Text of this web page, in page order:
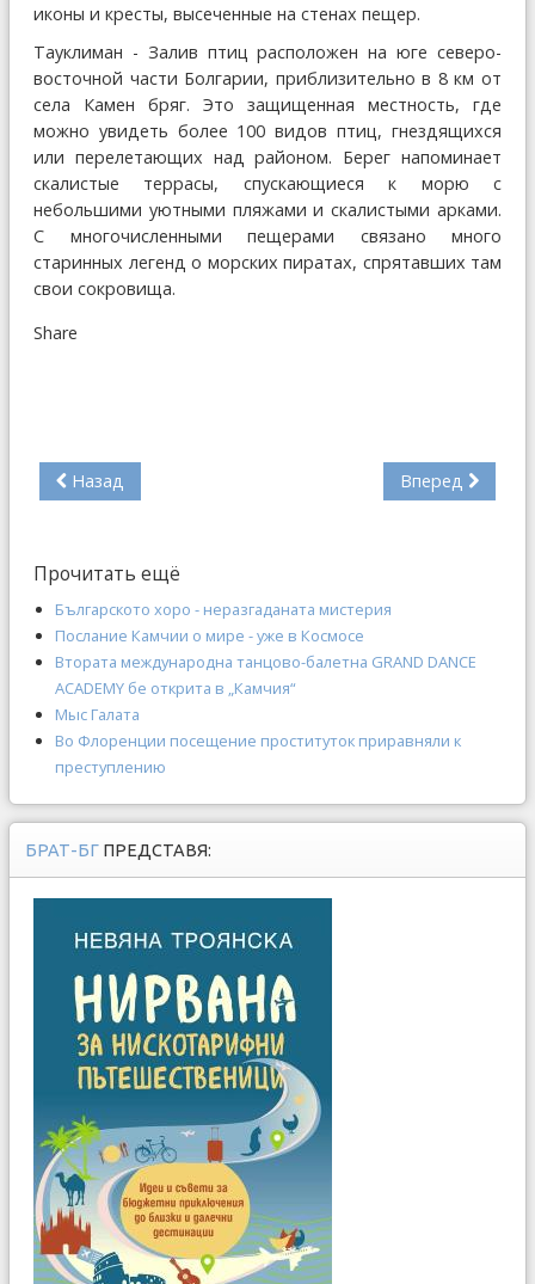
иконы и кресты, высеченные на стенах пещер.
Тауклиман - Залив птиц расположен на юге северо-
восточной части Болгарии, приблизительно в 8 км от
села Камен бряг. Это защищенная местность, где
можно увидеть более 100 видов птиц, гнездящихся
или перелетающих над районом. Берег напоминает
скалистые террасы, спускающиеся к морю с
небольшими уютными пляжами и скалистыми арками.
С многочисленными пещерами связано много
старинных легенд о морских пиратах, спрятавших там
свои сокровища.
Share
Назад Вперед
Прочитать ещё
Българското хоро - неразгаданата мистерия
Послание Камчии о мире - уже в Космосе
Втората международна танцово-балетна GRAND DANCE
ACADEMY бе открита в „Камчия“
Мыс Галата
Во Флоренции посещение проституток приравняли к
преступлению
БРАТ-БГ ПРЕДСТАВЯ: